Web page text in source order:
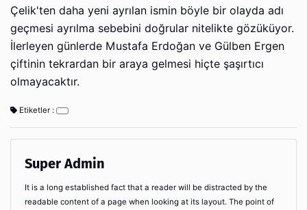
Çelik'ten daha yeni ayrılan ismin böyle bir olayda adı
geçmesi ayrılma sebebini doğrular nitelikte gözüküyor.
İlerleyen günlerde Mustafa Erdoğan ve Gülben Ergen
çiftinin tekrardan bir araya gelmesi hiçte şaşırtıcı
olmayacaktır.
Etiketler :
Super Admin
It is a long established fact that a reader will be distracted by the
readable content of a page when looking at its layout. The point of